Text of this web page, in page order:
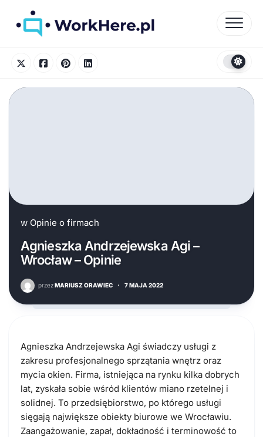
content
w Opinie o firmach
Agnieszka Andrzejewska Agi –
Wrocław – Opinie
przezMARIUSZ ORAWIEC · 7 MAJA 2022
Agnieszka Andrzejewska Agi świadczy usługi z
zakresu profesjonalnego sprzątania wnętrz oraz
mycia okien. Firma, istniejąca na rynku kilka dobrych
lat, zyskała sobie wśród klientów miano rzetelnej i
solidnej. To przedsiębiorstwo, po którego usługi
sięgają największe obiekty biurowe we Wrocławiu.
Zaangażowanie, zapał, dokładność i terminowość to